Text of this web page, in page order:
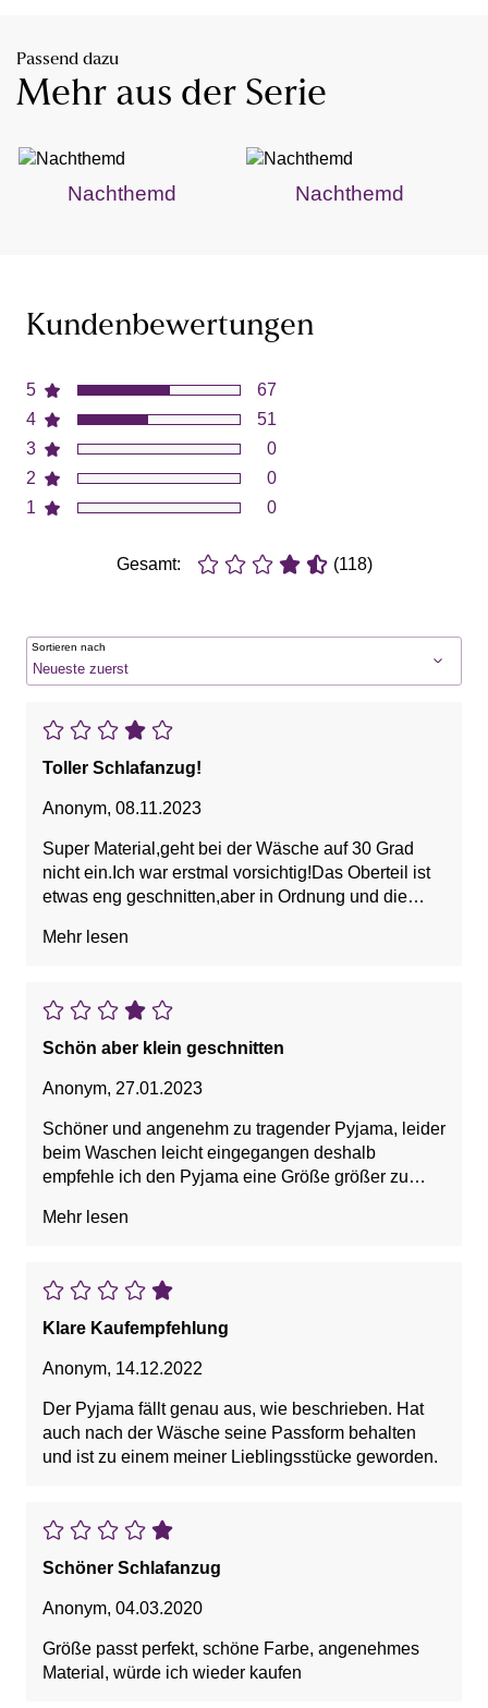
Passend dazu
Mehr aus der Serie
Nachthemd Nachthemd
Kundenbewertungen
5
4
3
2
1
67
51
0
0
0
Gesamt: (118)
Sortieren nach
Toller Schlafanzug!
Anonym, 08.11.2023
Super Material,geht bei der Wäsche auf 30 Grad
nicht ein.Ich war erstmal vorsichtig!Das Oberteil ist
etwas eng geschnitten,aber in Ordnung und die
40/42 bestellt.
Mehr lesen
Schön aber klein geschnitten
Anonym, 27.01.2023
Schöner und angenehm zu tragender Pyjama, leider
beim Waschen leicht eingegangen deshalb
empfehle ich den Pyjama eine Größe größer zu
Mehr lesen
Klare Kaufempfehlung
Anonym, 14.12.2022
Der Pyjama fällt genau aus, wie beschrieben. Hat
auch nach der Wäsche seine Passform behalten
und ist zu einem meiner Lieblingsstücke geworden.
Schöner Schlafanzug
Anonym, 04.03.2020
Größe passt perfekt, schöne Farbe, angenehmes
Material, würde ich wieder kaufen